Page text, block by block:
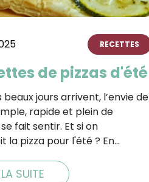
RECETTES
de pizzas d'été
beaux jours arrivent, l’envie de
rapide et plein de
fait sentir. Et si on
la pizza pour l'été ? En…
SUITE